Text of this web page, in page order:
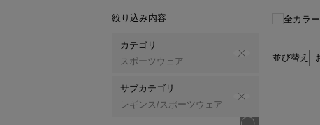
絞り込み内容
カテゴリ
スポーツウェア
サブカテゴリ
レギンス/スポーツウェア
全カラー
並び替え